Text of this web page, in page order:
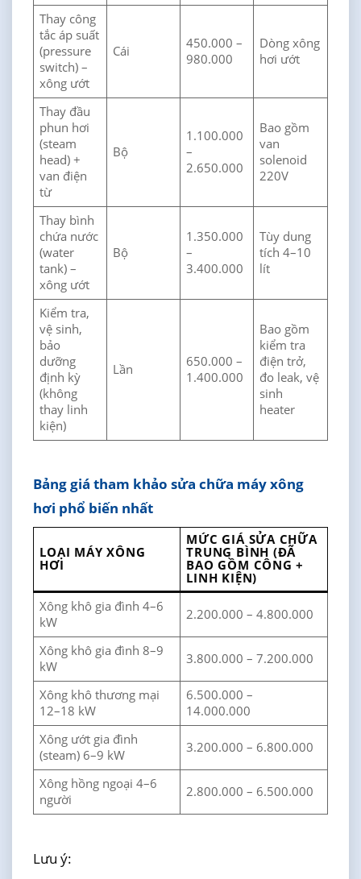
Thay công
tắc áp suất
(pressure
switch) –
xông ướt
Cái
450.000 –
980.000
Dòng xông
hơi ướt
Thay đầu
phun hơi
(steam
head) +
van điện
từ
Bộ
1.100.000
–
2.650.000
Bao gồm
van
solenoid
220V
Thay bình
chứa nước
(water
tank) –
xông ướt
Bộ
1.350.000
–
3.400.000
Tùy dung
tích 4–10
lít
Kiểm tra,
vệ sinh,
bảo
dưỡng
định kỳ
(không
thay linh
kiện)
Lần
650.000 –
1.400.000
Bao gồm
kiểm tra
điện trở,
đo leak, vệ
sinh
heater
Bảng giá tham khảo sửa chữa máy xông
hơi phổ biến nhất
LOẠI MÁY XÔNG
HƠI
MỨC GIÁ SỬA CHỮA
TRUNG BÌNH (ĐÃ
BAO GỒM CÔNG +
LINH KIỆN)
Xông khô gia đình 4–6
kW
2.200.000 – 4.800.000
Xông khô gia đình 8–9
kW
3.800.000 – 7.200.000
Xông khô thương mại
12–18 kW
6.500.000 –
14.000.000
Xông ướt gia đình
(steam) 6–9 kW
3.200.000 – 6.800.000
Xông hồng ngoại 4–6
người
2.800.000 – 6.500.000
Lưu ý: